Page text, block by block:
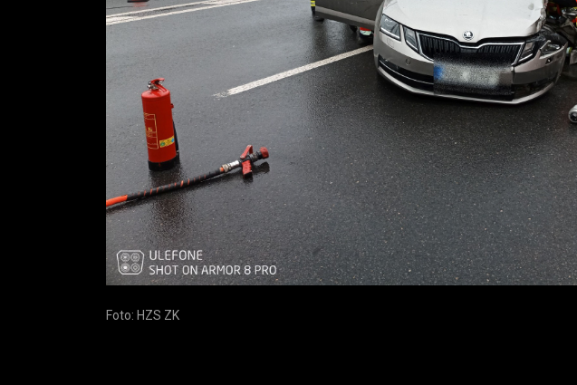
Foto: HZS ZK